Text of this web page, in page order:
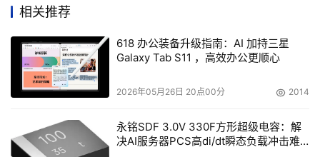
2015年率先开展燃气领域的移动支付合作，随后开通了深
年打造了基于微信公众号的以自主品牌燃气具为主销商品
“优燃生活”商城，同时建立了“燃值”积分商城、员工内购商
城、可全员营销的分销商城，惠及2000万用户。
截至目前，深圳燃气微信公众号关注用户近240万，总收费
600多万笔，总收费金额超13亿元；深燃石油气公众号目前
相关推荐
618 办公装备升级指南：AI 加持三星
Galaxy Tab S11 ，高效办公更顺心
2026年05月26日 20点00分 2014
永铭SDF 3.0V 330F方形超级电容：解
决AI服务器PCS高di/dt瞬态负载冲击难